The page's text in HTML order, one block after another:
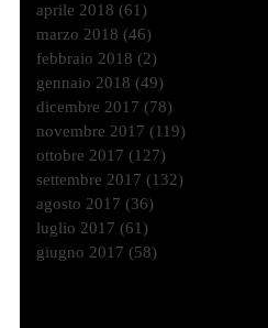
aprile 2018 (61)
marzo 2018 (46)
febbraio 2018 (2)
gennaio 2018 (49)
dicembre 2017 (78)
novembre 2017 (119)
ottobre 2017 (127)
settembre 2017 (132)
agosto 2017 (36)
luglio 2017 (61)
giugno 2017 (58)